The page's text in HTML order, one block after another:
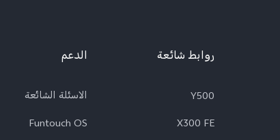
روابط شائعة
Y500
X300 FE
الدعم
الاسئلة الشائعة
Funtouch OS